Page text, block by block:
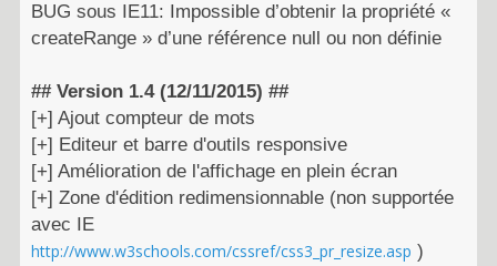
BUG sous IE11: Impossible d’obtenir la propriété «
createRange » d’une référence null ou non définie
## Version 1.4 (12/11/2015) ##
[+] Ajout compteur de mots
[+] Editeur et barre d'outils responsive
[+] Amélioration de l'affichage en plein écran
[+] Zone d'édition redimensionnable (non supportée
avec IE
http://www.w3schools.com/cssref/css3_pr_resize.asp )